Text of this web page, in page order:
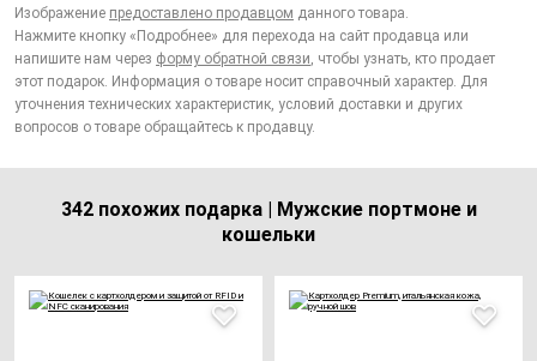
Изображение предоставлено продавцом данного товара.
Нажмите кнопку «Подробнее» для перехода на сайт продавца или
напишите нам через форму обратной связи, чтобы узнать, кто продает
этот подарок. Информация о товаре носит справочный характер. Для
уточнения технических характеристик, условий доставки и других
вопросов о товаре обращайтесь к продавцу.
342 похожих подарка | Мужские портмоне и
кошельки